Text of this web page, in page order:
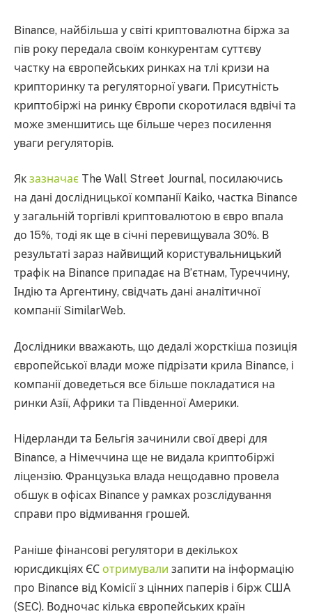
Binance, найбільша у світі криптовалютна біржа за
пів року передала своїм конкурентам суттєву
частку на європейських ринках на тлі кризи на
крипторинку та регуляторної уваги. Присутність
криптобіржі на ринку Європи скоротилася вдвічі та
може зменшитись ще більше через посилення
уваги регуляторів.
Як зазначає The Wall Street Journal, посилаючись
на дані дослідницької компанії Kaiko, частка Binance
у загальній торгівлі криптовалютою в євро впала
до 15%, тоді як ще в січні перевищувала 30%. В
результаті зараз найвищий користувальницький
трафік на Binance припадає на В’єтнам, Туреччину,
Індію та Аргентину, свідчать дані аналітичної
компанії SimilarWeb.
Дослідники вважають, що дедалі жорсткіша позиція
європейської влади може підрізати крила Binance, і
компанії доведеться все більше покладатися на
ринки Азії, Африки та Південної Америки.
Нідерланди та Бельгія зачинили свої двері для
Binance, а Німеччина ще не видала криптобіржі
ліцензію. Французька влада нещодавно провела
обшук в офісах Binance у рамках розслідування
справи про відмивання грошей.
Раніше фінансові регулятори в декількох
юрисдикціях ЄС отримували запити на інформацію
про Binance від Комісії з цінних паперів і бірж США
(SEC). Водночас кілька європейських країн